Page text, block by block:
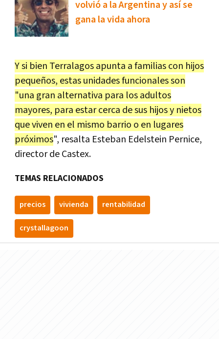
volvió a la Argentina y así se
gana la vida ahora
Y si bien Terralagos apunta a familias con hijos
pequeños, estas unidades funcionales son
"una gran alternativa para los adultos
mayores, para estar cerca de sus hijos y nietos
que viven en el mismo barrio o en lugares
próximos", resalta Esteban Edelstein Pernice,
director de Castex.
TEMAS RELACIONADOS
precios vivienda rentabilidad
crystallagoon